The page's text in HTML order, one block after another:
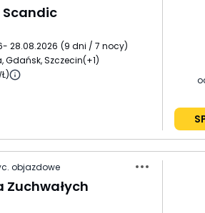
- 28.08.2026 (9 dni / 7 nocy)
Gdańsk, Szczecin(+1)
objazdowe
Zuchwałych